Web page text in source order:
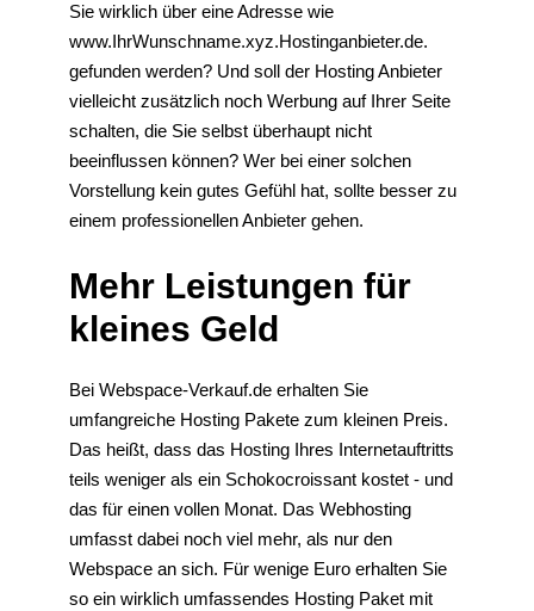
Sie wirklich über eine Adresse wie
www.IhrWunschname.xyz.Hostinganbieter.de.
gefunden werden? Und soll der Hosting Anbieter
vielleicht zusätzlich noch Werbung auf Ihrer Seite
schalten, die Sie selbst überhaupt nicht
beeinflussen können? Wer bei einer solchen
Vorstellung kein gutes Gefühl hat, sollte besser zu
einem professionellen Anbieter gehen.
Mehr Leistungen für
kleines Geld
Bei Webspace-Verkauf.de erhalten Sie
umfangreiche Hosting Pakete zum kleinen Preis.
Das heißt, dass das Hosting Ihres Internetauftritts
teils weniger als ein Schokocroissant kostet - und
das für einen vollen Monat. Das Webhosting
umfasst dabei noch viel mehr, als nur den
Webspace an sich. Für wenige Euro erhalten Sie
so ein wirklich umfassendes Hosting Paket mit